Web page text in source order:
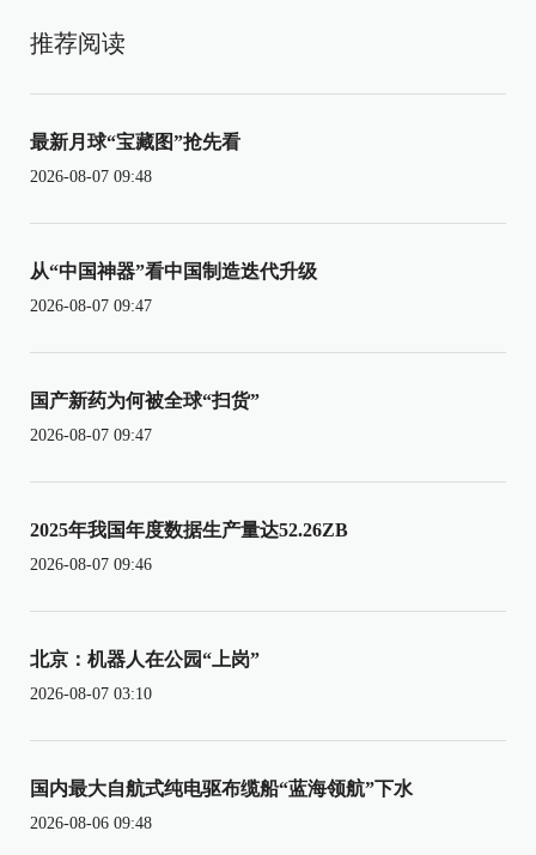
推荐阅读
最新月球“宝藏图”抢先看
2026-08-07 09:48
从“中国神器”看中国制造迭代升级
2026-08-07 09:47
国产新药为何被全球“扫货”
2026-08-07 09:47
2025年我国年度数据生产量达52.26ZB
2026-08-07 09:46
北京：机器人在公园“上岗”
2026-08-07 03:10
国内最大自航式纯电驱布缆船“蓝海领航”下水
2026-08-06 09:48